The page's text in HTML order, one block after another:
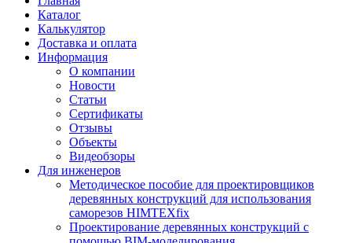
Каталог
Калькулятор
Доставка и оплата
Информация
О компании
Новости
Статьи
Сертификаты
Отзывы
Объекты
Видеобзоры
Для инженеров
Методическое пособие для проектировщиков
деревянных конструкций для использования
саморезов HIMTEXfix
Проектирование деревянных конструкций с